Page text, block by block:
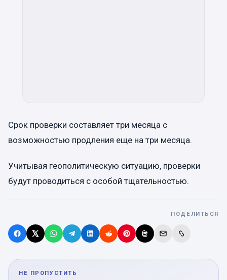
Срок проверки составляет три месяца с
возможностью продления еще на три месяца.
Учитывая геополитическую ситуацию, проверки
будут проводиться с особой тщательностью.
ПОДЕЛИТЬСЯ
НЕ ПРОПУСТИТЬ